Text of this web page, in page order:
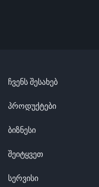
ჩვენს შესახებ
პროდუქტები
ბიზნესი
შეიტყვეთ
სერვისი